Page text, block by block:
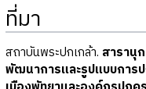
ที่มา
สถาบันพระปกเกล้า. สารานุ
พัฒนาการและรูปแบบการ